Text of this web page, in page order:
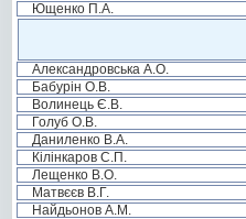
Ющенко П.А.
Александровська А.О.
Бабурін О.В.
Волинець Є.В.
Голуб О.В.
Даниленко В.А.
Кілінкаров С.П.
Лещенко В.О.
Матвєєв В.Г.
Найдьонов А.М.